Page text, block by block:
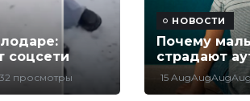
соцсети
просмотры
НОВОСТИ
Почему
страдают
15